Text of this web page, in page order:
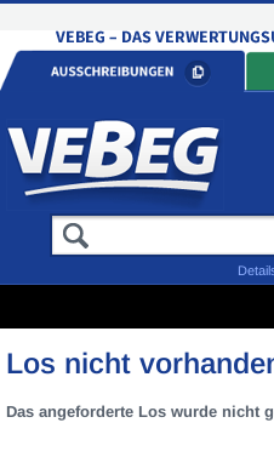
Los nicht
Das angeforderte Los wurde nicht